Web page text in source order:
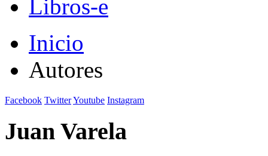
Libros-e
Inicio
Autores
Facebook TwitterYoutube Instagram
Juan Varela